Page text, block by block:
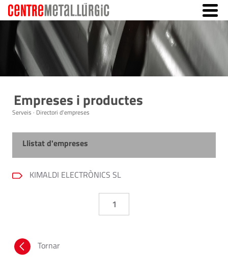
Empreses i productes
Serveis · Directori d'empreses
Llistat d'empreses
KIMALDI ELECTRÒNICS SL
1
Tornar